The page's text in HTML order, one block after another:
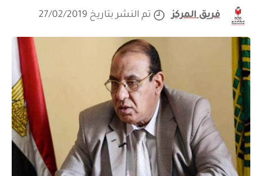
فريق المركز تم النشر بتاريخ 27/02/2019